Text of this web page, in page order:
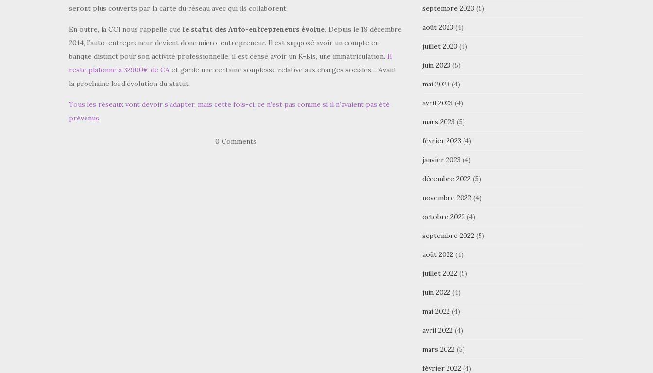
seront plus couverts par la carte du réseau avec qui ils collaborent.
En outre, la CCI nous rappelle que le statut des Auto-entrepreneurs évolue. Depuis le 19 décembre
2014, l’auto-entrepreneur devient donc micro-entrepreneur. Il est supposé avoir un compte en
banque distinct pour son activité professionnelle, il est censé avoir un K-Bis, une immatriculation. Il
reste plafonné à 32900€ de CA et garde une certaine souplesse relative aux charges sociales… Avant
la prochaine loi d’évolution du statut.
Tous les réseaux vont devoir s’adapter, mais cette fois-ci, ce n’est pas comme si il n’avaient pas été
prévenus.
0 Comments
septembre 2023 (5)
août 2023 (4)
juillet 2023 (4)
juin 2023 (5)
mai 2023 (4)
avril 2023 (4)
mars 2023 (5)
février 2023 (4)
janvier 2023 (4)
décembre 2022 (5)
novembre 2022 (4)
octobre 2022 (4)
septembre 2022 (5)
août 2022 (4)
juillet 2022 (5)
juin 2022 (4)
mai 2022 (4)
avril 2022 (4)
mars 2022 (5)
février 2022 (4)